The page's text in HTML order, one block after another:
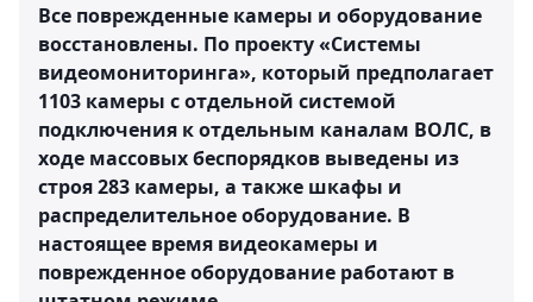
Все поврежденные камеры и оборудование
восстановлены. По проекту «Системы
видеомониторинга», который предполагает
1103 камеры с отдельной системой
подключения к отдельным каналам ВОЛС, в
ходе массовых беспорядков выведены из
строя 283 камеры, а также шкафы и
распределительное оборудование. В
настоящее время видеокамеры и
поврежденное оборудование работают в